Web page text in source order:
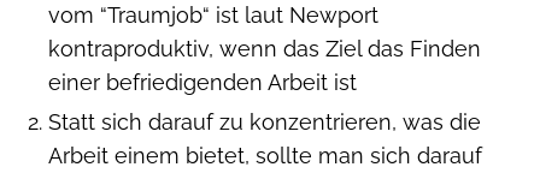
vom “Traumjob“ ist laut Newport
kontraproduktiv, wenn das Ziel das Finden
einer befriedigenden Arbeit ist
Statt sich darauf zu konzentrieren, was die
Arbeit einem bietet, sollte man sich darauf